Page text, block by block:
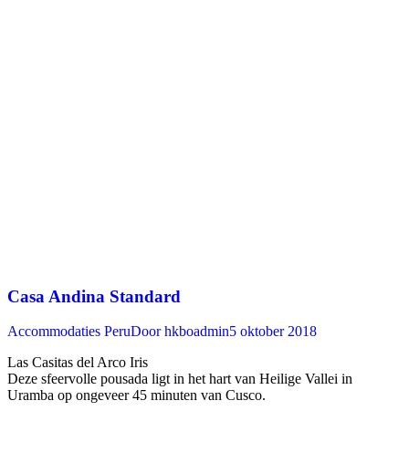
Casa Andina Standard
Accommodaties PeruDoorhkboadmin5 oktober 2018
Las Casitas del Arco Iris
Deze sfeervolle pousada ligt in het hart van Heilige Vallei in
Uramba op ongeveer 45 minuten van Cusco. ‍